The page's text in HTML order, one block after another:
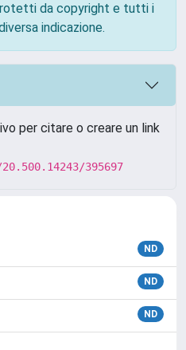
da copyright e tutti i
indicazione.
per citare o creare un link
395697
ND
ND
ND